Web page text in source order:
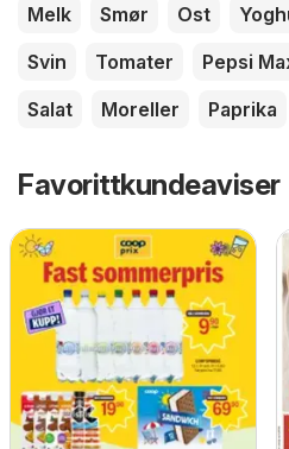
Melk Smør Ost
Svin
Tomater Pepsi
Salat
Moreller Paprika
Favorittkundeaviser